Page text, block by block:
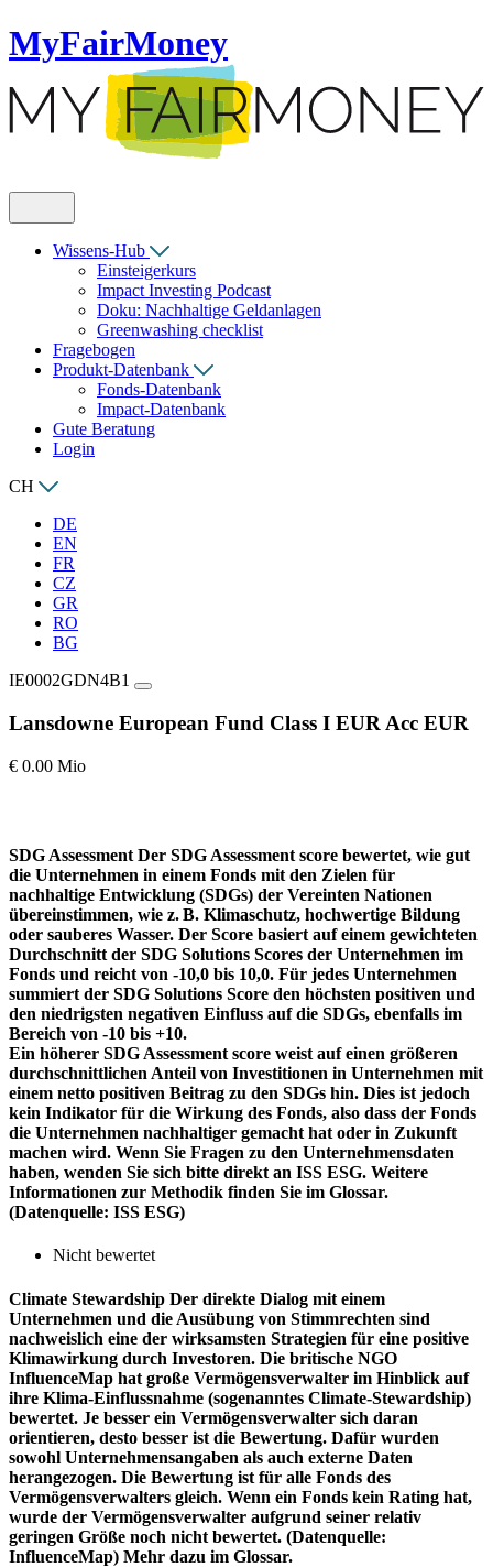
MyFairMoney
Wissens-Hub
Einsteigerkurs
Impact Investing Podcast
Doku: Nachhaltige Geldanlagen
Greenwashing checklist
Fragebogen
Produkt-Datenbank
Fonds-Datenbank
Impact-Datenbank
Gute Beratung
Login
CH
DE
EN
FR
CZ
GR
RO
BG
IE0002GDN4B1
Lansdowne European Fund Class I EUR Acc EUR
€ 0.00 Mio
SDG Assessment Der SDG Assessment score bewertet, wie gut
die Unternehmen in einem Fonds mit den Zielen für
nachhaltige Entwicklung (SDGs) der Vereinten Nationen
übereinstimmen, wie z. B. Klimaschutz, hochwertige Bildung
oder sauberes Wasser. Der Score basiert auf einem gewichteten
Durchschnitt der SDG Solutions Scores der Unternehmen im
Fonds und reicht von -10,0 bis 10,0. Für jedes Unternehmen
summiert der SDG Solutions Score den höchsten positiven und
den niedrigsten negativen Einfluss auf die SDGs, ebenfalls im
Bereich von -10 bis +10.
Ein höherer SDG Assessment score weist auf einen größeren
durchschnittlichen Anteil von Investitionen in Unternehmen mit
einem netto positiven Beitrag zu den SDGs hin. Dies ist jedoch
kein Indikator für die Wirkung des Fonds, also dass der Fonds
die Unternehmen nachhaltiger gemacht hat oder in Zukunft
machen wird. Wenn Sie Fragen zu den Unternehmensdaten
haben, wenden Sie sich bitte direkt an ISS ESG. Weitere
Informationen zur Methodik finden Sie im Glossar.
(Datenquelle: ISS ESG)
Nicht bewertet
Climate Stewardship Der direkte Dialog mit einem
Unternehmen und die Ausübung von Stimmrechten sind
nachweislich eine der wirksamsten Strategien für eine positive
Klimawirkung durch Investoren. Die britische NGO
InfluenceMap hat große Vermögensverwalter im Hinblick auf
ihre Klima-Einflussnahme (sogenanntes Climate-Stewardship)
bewertet. Je besser ein Vermögensverwalter sich daran
orientieren, desto besser ist die Bewertung. Dafür wurden
sowohl Unternehmensangaben als auch externe Daten
herangezogen. Die Bewertung ist für alle Fonds des
Vermögensverwalters gleich. Wenn ein Fonds kein Rating hat,
wurde der Vermögensverwalter aufgrund seiner relativ
geringen Größe noch nicht bewertet. (Datenquelle:
InfluenceMap) Mehr dazu im Glossar.